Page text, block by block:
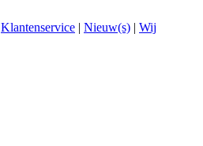
Klantenservice | Nieuw(s) | Wij